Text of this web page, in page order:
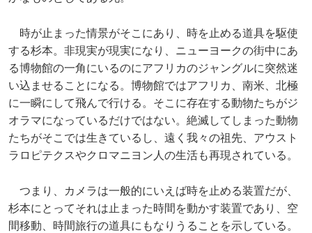
時が止まった情景がそこにあり、時を止める道具を駆使
する杉本。非現実が現実になり、ニューヨークの街中にあ
る博物館の一角にいるのにアフリカのジャングルに突然迷
い込ませることになる。博物館ではアフリカ、南米、北極
に一瞬にして飛んで行ける。そこに存在する動物たちがジ
オラマになっているだけではない。絶滅してしまった動物
たちがそこでは生きているし、遠く我々の祖先、アウスト
ラロピテクスやクロマニヨン人の生活も再現されている。
つまり、カメラは一般的にいえば時を止める装置だが、
杉本にとってそれは止まった時間を動かす装置であり、空
間移動、時間旅行の道具にもなりうることを示している。